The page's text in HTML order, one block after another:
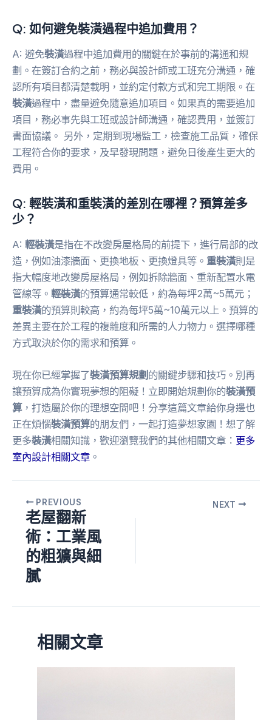
Q: 如何避免裝潢過程中追加費用？
A: 避免裝潢過程中追加費用的關鍵在於事前的溝通和規
劃。在簽訂合約之前，務必與設計師或工班充分溝通，確
認所有項目都清楚載明，並約定付款方式和完工期限。在
裝潢過程中，盡量避免隨意追加項目。如果真的需要追加
項目，務必事先與工班或設計師溝通，確認費用，並簽訂
書面協議。 另外，定期到現場監工，檢查施工品質，確保
工程符合你的要求，及早發現問題，避免日後產生更大的
費用。
Q: 輕裝潢和重裝潢的差別在哪裡？預算差多
少？
A: 輕裝潢是指在不改變房屋格局的前提下，進行局部的改
造，例如油漆牆面、更換地板、更換燈具等。 重裝潢則是
指大幅度地改變房屋格局，例如拆除牆面、重新配置水電
管線等。 輕裝潢的預算通常較低，約為每坪2萬~5萬元；
重裝潢的預算則較高，約為每坪5萬~10萬元以上。預算的
差異主要在於工程的複雜度和所需的人力物力。選擇哪種
方式取決於你的需求和預算。
現在你已經掌握了裝潢預算規劃 的關鍵步驟和技巧。別再
讓預算成為你實現夢想的阻礙！立即開始規劃你的裝潢預
算，打造屬於你的理想空間吧！分享這篇文章給你身邊也
正在煩惱裝潢預算的朋友們，一起打造夢想家園！想了解
更多裝潢相關知識，歡迎瀏覽我們的其他相關文章： 更多
室內設計相關文章 。
PREVIOUS
老屋翻新
術：工業風
的粗獷與細
膩
NEXT
相關文章